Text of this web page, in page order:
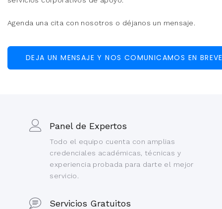
Agenda una cita con nosotros o déjanos un mensaje.
DEJA UN MENSAJE Y NOS COMUNICAMOS EN
Panel de Expertos
Todo el equipo cuenta con amplias
credenciales académicas, técnicas y
experiencia probada para darte el mejor
servicio.
Servicios Gratuitos